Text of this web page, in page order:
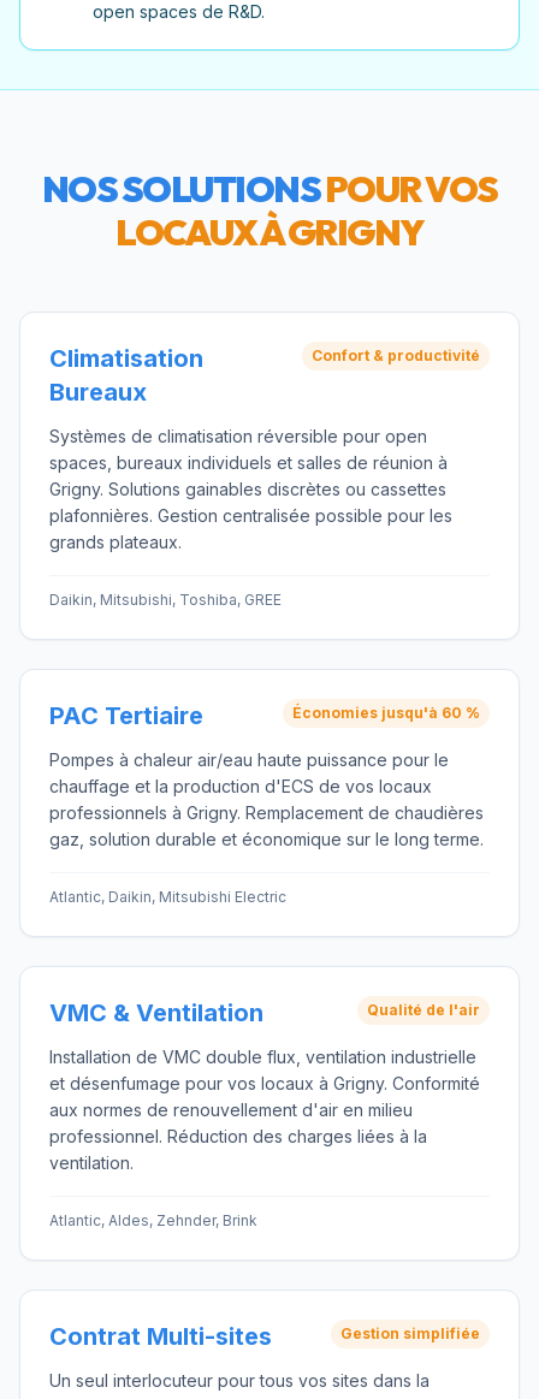
open spaces de R&D.
NOS SOLUTIONSPOUR VOS
LOCAUX ÀGRIGNY
Climatisation
Bureaux
Confort & productivité
Systèmes de climatisation réversible pour open
spaces, bureaux individuels et salles de réunion à
Grigny. Solutions gainables discrètes ou cassettes
plafonnières. Gestion centralisée possible pour les
grands plateaux.
Daikin, Mitsubishi, Toshiba, GREE
PAC Tertiaire Économies jusqu'à 60 %
Pompes à chaleur air/eau haute puissance pour le
chauffage et la production d'ECS de vos locaux
professionnels à Grigny. Remplacement de chaudières
gaz, solution durable et économique sur le long terme.
Atlantic, Daikin, Mitsubishi Electric
VMC & Ventilation Qualité de l'air
Installation de VMC double flux, ventilation industrielle
et désenfumage pour vos locaux à Grigny. Conformité
aux normes de renouvellement d'air en milieu
professionnel. Réduction des charges liées à la
ventilation.
Atlantic, Aldes, Zehnder, Brink
Contrat Multi-sites Gestion simplifiée
Un seul interlocuteur pour tous vos sites dans la